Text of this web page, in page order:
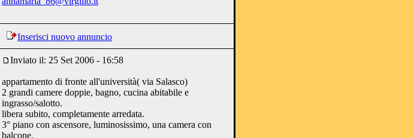
Inserisci nuovo annuncio
Inviato il: 25 Set 2006 - 16:58
appartamento di fronte all'università( via Salasco)
2 grandi camere doppie, bagno, cucina abitabile e
ingrasso/salotto.
libera subito, completamente arredata.
3° piano con ascensore, luminosissimo, una camera con
balcone.